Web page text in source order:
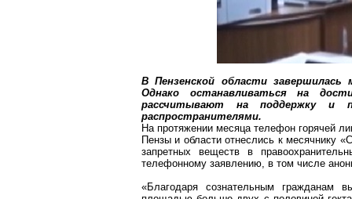
В Пензенской области
Однако останавливаться на
рассчитывают на поддержку
распространителями.
На протяжении месяца телефон горячей
Пензы и области отнеслись к месячнику
запретных веществ в пр
телефонному заявлению, в том числе
«Благодаря сознательным гражданам